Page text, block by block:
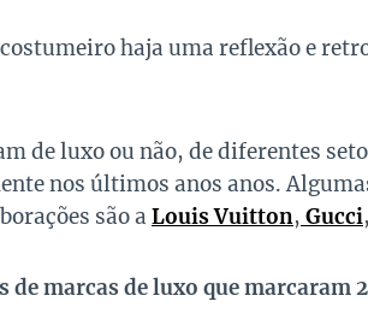
haja uma reflexão e
de luxo ou não, de diferentes
nos últimos anos anos.
são a Louis Vuitton, Gucci,
marcas de luxo que marcaram